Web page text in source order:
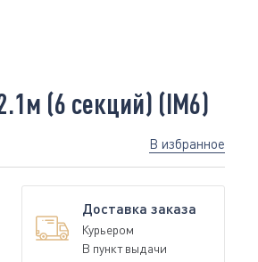
(6 секций) (IM6)
В избранное
Доставка заказа
Курьером
В пункт выдачи